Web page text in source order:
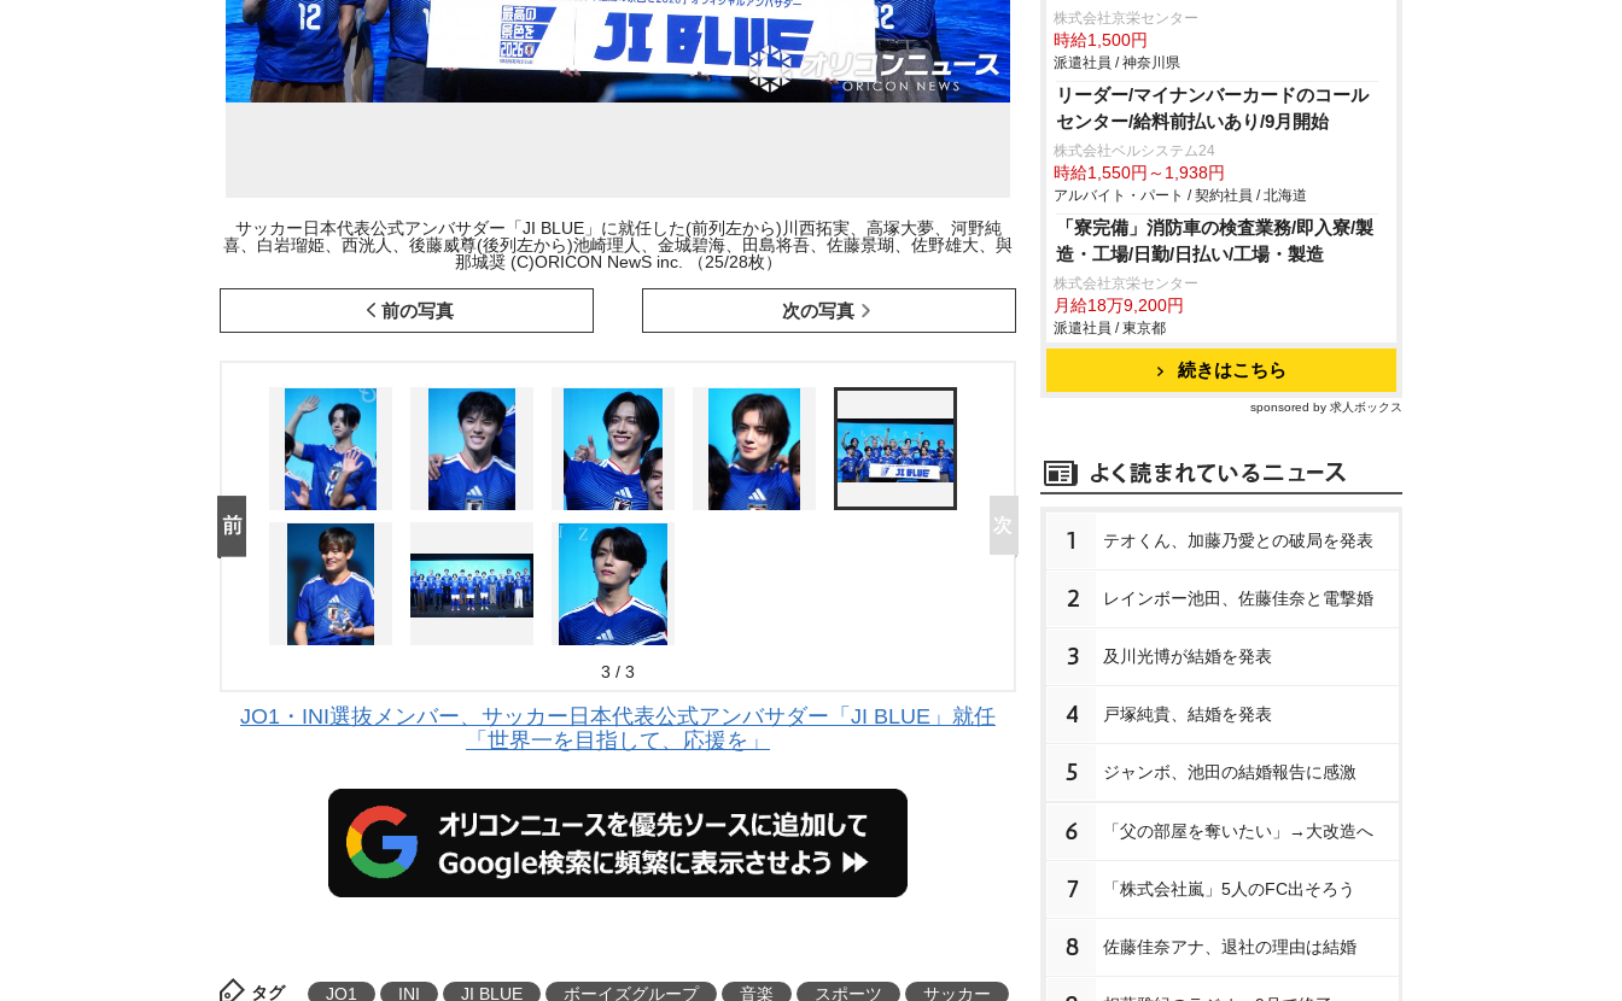
サッカー日本代表公式アンバサダー「JI BLUE」に就任した(前列左から)川西拓実、高塚大夢、河野純
喜、白岩瑠姫、西洸人、後藤威尊(後列左から)池崎理人、金城碧海、田島将吾、佐藤景瑚、佐野雄大、與
那城奨 (C)ORICON NewS inc. （25/28枚）
前の写真 次の写真
3 / 3
JO1・INI選抜メンバー、サッカー日本代表公式アンバサダー「JI BLUE」就任
「世界一を目指して、応援を」
タグ JO1 INI JI BLUE ボーイズグループ 音楽 スポーツ サッカー
株式会社京栄センター
時給1,500円
派遣社員 / 神奈川県
リーダー/マイナンバーカードのコール
センター/給料前払いあり/9月開始
株式会社ベルシステム24
時給1,550円～1,938円
アルバイト・パート / 契約社員 / 北海道
「寮完備」消防車の検査業務/即入寮/製
造・工場/日勤/日払い/工場・製造
株式会社京栄センター
月給18万9,200円
派遣社員 / 東京都
続きはこちら
sponsored by 求人ボックス
1 テオくん、加藤乃愛との破局を発表
2 レインボー池田、佐藤佳奈と電撃婚
3 及川光博が結婚を発表
4 戸塚純貴、結婚を発表
5 ジャンボ、池田の結婚報告に感激
6 「父の部屋を奪いたい」→大改造へ
7 「株式会社嵐」5人のFC出そろう
8 佐藤佳奈アナ、退社の理由は結婚